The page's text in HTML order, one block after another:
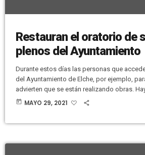
Restauran el oratorio de
plenos del Ayuntamiento
Durante estos días las personas que
del Ayuntamiento de Elche, por ejemplo,
advierten que se están realizando obras.
estancia que está tapada, justo donde está
today MAYO 29, 2021